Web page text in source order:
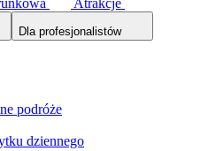
Dla profesjonalistów
podróże
dziennego